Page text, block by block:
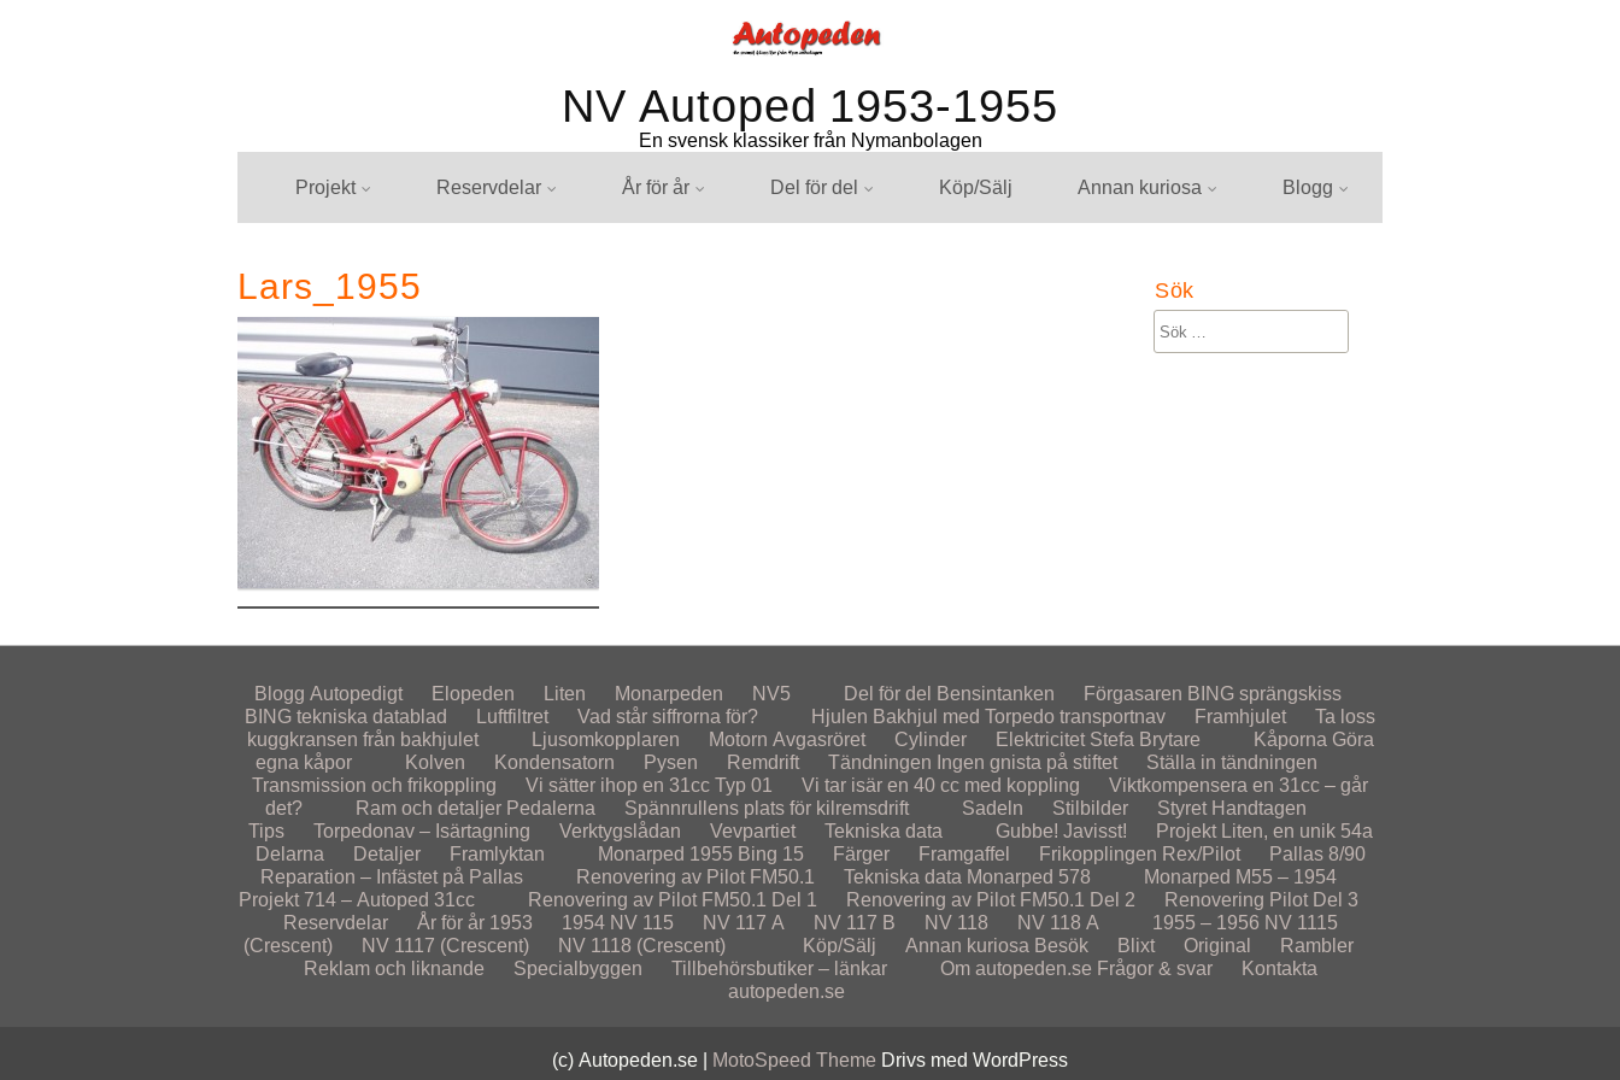
NV Autoped 1953-1955
En svensk klassiker från Nymanbolagen
Projekt Reservdelar År för år Del för del Köp/Sälj Annan kuriosa Blogg
Lars_1955 Sök
Blogg Autopedigt Elopeden Liten Monarpeden NV5 Del för del Bensintanken Förgasaren BING sprängskiss
BING tekniska datablad
Luftfiltret Vad står siffrorna för? Hjulen Bakhjul med Torpedo transportnav Framhjulet
Ta loss
kuggkransen från bakhjulet
Ljusomkopplaren Motorn Avgasröret Cylinder Elektricitet Stefa Brytare Kåporna Göra
egna kåpor
Kolven Kondensatorn Pysen Remdrift Tändningen Ingen gnista på stiftet
Ställa in tändningen
Transmission och frikoppling
Vi sätter ihop en 31cc Typ 01 Vi tar isär en 40 cc med koppling
Viktkompensera en 31cc – går
det?
Ram och detaljer Pedalerna Spännrullens plats för kilremsdrift Sadeln Stilbilder Styret Handtagen
Tips
Torpedonav – Isärtagning Verktygslådan Vevpartiet Tekniska data Gubbe! Javisst! Projekt Liten, en unik 54a
Delarna
Detaljer Framlyktan Monarped 1955 Bing 15 Färger Framgaffel Frikopplingen Rex/Pilot
Pallas 8/90
Reparation – Infästet på Pallas
Renovering av Pilot FM50.1 Tekniska data Monarped 578
Monarped M55 – 1954
Projekt 714 – Autoped 31cc
Renovering av Pilot FM50.1 Del 1 Renovering av Pilot FM50.1 Del 2
Renovering Pilot Del 3
Reservdelar
År för år 1953 1954 NV 115 NV 117 A NV 117 B NV 118 NV 118 A 1955 – 1956 NV 1115
(Crescent)
NV 1117 (Crescent) NV 1118 (Crescent) Köp/Sälj Annan kuriosa Besök Blixt Original
Rambler
Reklam och liknande
Specialbyggen Tillbehörsbutiker – länkar Om autopeden.se Frågor & svar
Kontakta
autopeden.se
(c) Autopeden.se | MotoSpeed Theme Drivs med WordPress